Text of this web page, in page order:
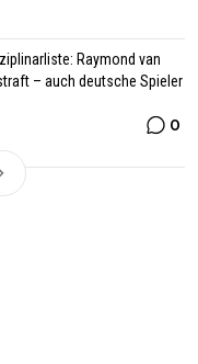
Raymond van
– auch deutsche Spieler
0